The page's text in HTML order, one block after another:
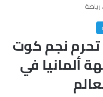
رياضة
تحرم نجم كوت
ألمانيا في